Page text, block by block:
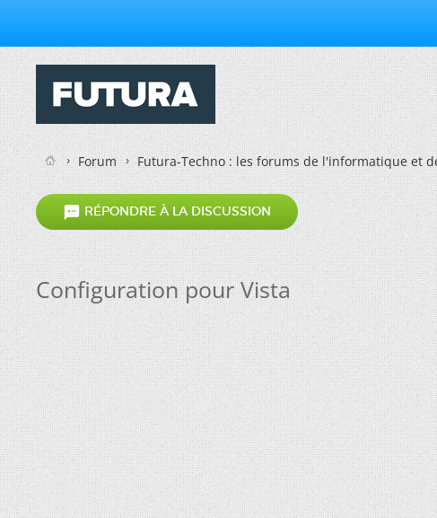
Forum Futura-Techno : les forums de l'informatique et
 RÉPONDRE À LA DISCUSSION
Configuration pour Vista